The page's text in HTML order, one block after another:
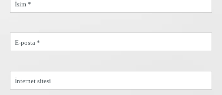
İsim *
E-posta *
İnternet sitesi